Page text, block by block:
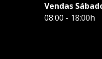
Vendas
08:00 - 18:00h